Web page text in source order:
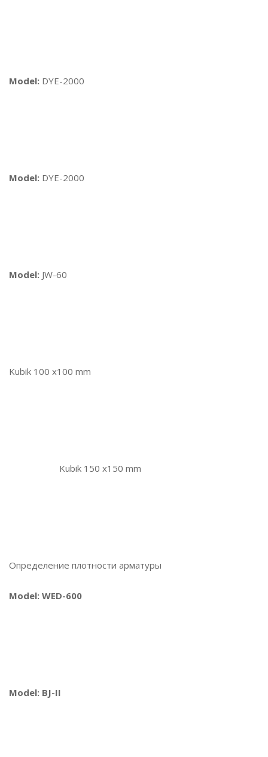
Model: DYE-2000
Model: DYE-2000
Model: JW-60
Kubik 100 x100 mm
Kubik 150 x150 mm
Определение плотности арматуры
Model: WED-600
Model: BJ-II